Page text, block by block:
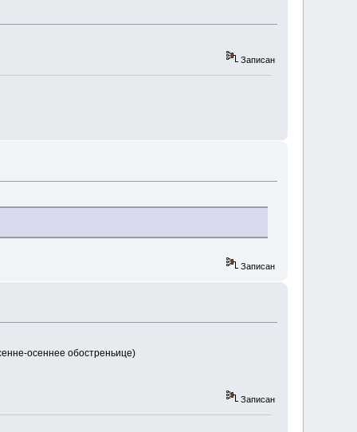
Записан
Записан
осеннее обостреньице)
Записан